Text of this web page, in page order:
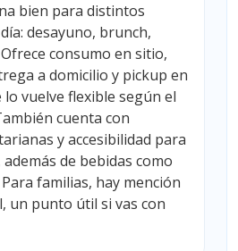
bien para distintos
desayuno, brunch,
consumo en sitio,
a domicilio y pickup en
lo vuelve flexible según el
cuenta con
y accesibilidad para
de bebidas como
familias, hay mención
un punto útil si vas con